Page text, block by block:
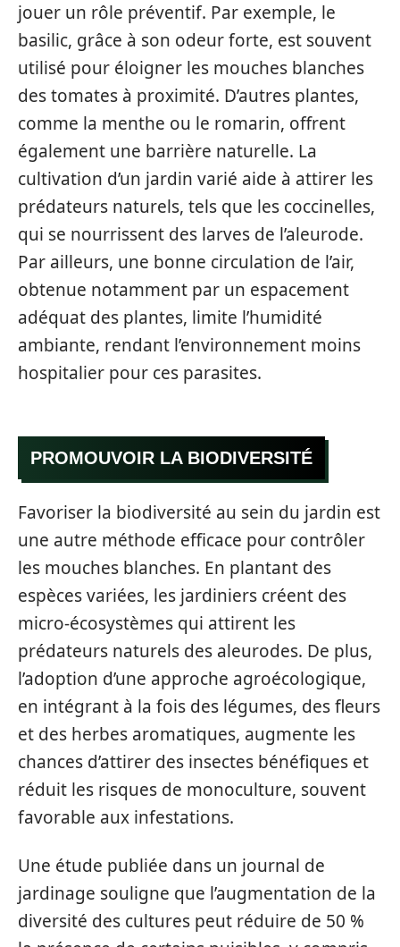
jouer un rôle préventif. Par exemple, le
basilic, grâce à son odeur forte, est souvent
utilisé pour éloigner les mouches blanches
des tomates à proximité. D’autres plantes,
comme la menthe ou le romarin, offrent
également une barrière naturelle. La
cultivation d’un jardin varié aide à attirer les
prédateurs naturels, tels que les coccinelles,
qui se nourrissent des larves de l’aleurode.
Par ailleurs, une bonne circulation de l’air,
obtenue notamment par un espacement
adéquat des plantes, limite l’humidité
ambiante, rendant l’environnement moins
hospitalier pour ces parasites.
PROMOUVOIR LA BIODIVERSITÉ
Favoriser la biodiversité au sein du jardin est
une autre méthode efficace pour contrôler
les mouches blanches. En plantant des
espèces variées, les jardiniers créent des
micro-écosystèmes qui attirent les
prédateurs naturels des aleurodes. De plus,
l’adoption d’une approche agroécologique,
en intégrant à la fois des légumes, des fleurs
et des herbes aromatiques, augmente les
chances d’attirer des insectes bénéfiques et
réduit les risques de monoculture, souvent
favorable aux infestations.
Une étude publiée dans un journal de
jardinage souligne que l’augmentation de la
diversité des cultures peut réduire de 50 %